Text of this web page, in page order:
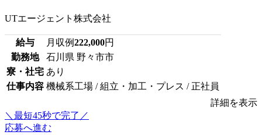
UTエージェント株式会社
給与 月収例222,000円
勤務地
石川県 野々市市
寮・社宅 あり
仕事内容 機械系工場 / 組立・加工・プレス / 正社員
詳細を表示
＼最短45秒で完了／
応募へ進む